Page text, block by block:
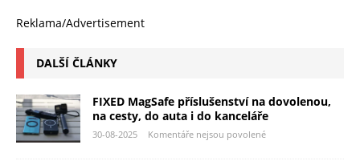
Reklama/Advertisement
DALŠÍ ČLÁNKY
FIXED MagSafe příslušenství na dovolenou,
na cesty, do auta i do kanceláře
30-08-2025 Komentáře nejsou povolené